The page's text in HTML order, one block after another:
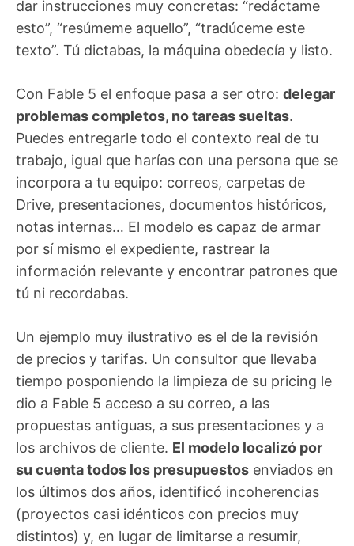
dar instrucciones muy concretas: “redáctame
esto”, “resúmeme aquello”, “tradúceme este
texto”. Tú dictabas, la máquina obedecía y listo.
Con Fable 5 el enfoque pasa a ser otro: delegar
problemas completos, no tareas sueltas.
Puedes entregarle todo el contexto real de tu
trabajo, igual que harías con una persona que se
incorpora a tu equipo: correos, carpetas de
Drive, presentaciones, documentos históricos,
notas internas… El modelo es capaz de armar
por sí mismo el expediente, rastrear la
información relevante y encontrar patrones que
tú ni recordabas.
Un ejemplo muy ilustrativo es el de la revisión
de precios y tarifas. Un consultor que llevaba
tiempo posponiendo la limpieza de su pricing le
dio a Fable 5 acceso a su correo, a las
propuestas antiguas, a sus presentaciones y a
los archivos de cliente. El modelo localizó por
su cuenta todos los presupuestos enviados en
los últimos dos años, identificó incoherencias
(proyectos casi idénticos con precios muy
distintos) y, en lugar de limitarse a resumir,